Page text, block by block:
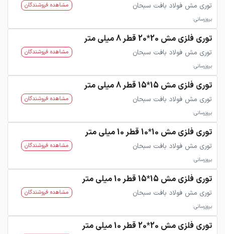
توری مش فولاد بافت سبحان
بروزرسانی:
مشاهده فروشندگان
توری فلزی مش 20*20 قطر 8 میلی متر
توری مش فولاد بافت سبحان
بروزرسانی:
مشاهده فروشندگان
توری فلزی مش 15*15 قطر 8 میلی متر
توری مش فولاد بافت سبحان
بروزرسانی:
مشاهده فروشندگان
توری فلزی مش 10*10 قطر 10 میلی متر
توری مش فولاد بافت سبحان
بروزرسانی:
مشاهده فروشندگان
توری فلزی مش 15*15 قطر 10 میلی متر
توری مش فولاد بافت سبحان
بروزرسانی:
مشاهده فروشندگان
توری فلزی مش 20*20 قطر 10 میلی متر